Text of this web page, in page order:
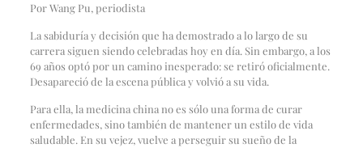
Por Wang Pu, periodista
La sabiduría y decisión que ha demostrado a lo largo de su
carrera siguen siendo celebradas hoy en día. Sin embargo, a los
69 años optó por un camino inesperado: se retiró oficialmente.
Desapareció de la escena pública y volvió a su vida.
Para ella, la medicina china no es sólo una forma de curar
enfermedades, sino también de mantener un estilo de vida
saludable. En su vejez, vuelve a perseguir su sueño de la